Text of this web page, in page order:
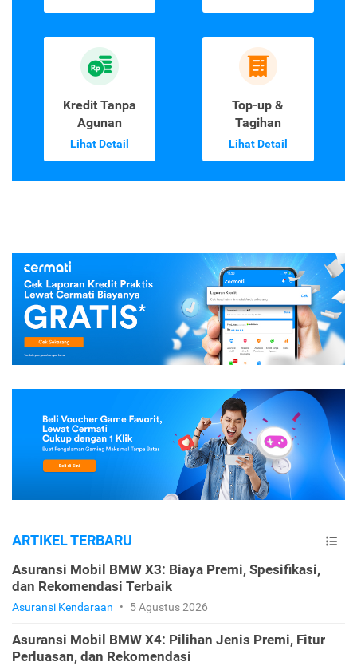
Kredit Tanpa
Agunan
Lihat Detail
Top-up &
Tagihan
Lihat Detail
ARTIKEL TERBARU
Asuransi Mobil BMW X3: Biaya Premi, Spesifikasi,
dan Rekomendasi Terbaik
Asuransi Kendaraan • 5 Agustus 2026
Asuransi Mobil BMW X4: Pilihan Jenis Premi, Fitur
Perluasan, dan Rekomendasi